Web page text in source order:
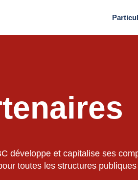
développe et capitalise ses
toutes les structures